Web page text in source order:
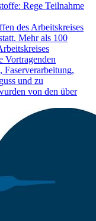
Rege Teilnahme
des Arbeitskreises
Mehr als 100
Vortragenden
Faserverarbeitung,
und zu
von den über